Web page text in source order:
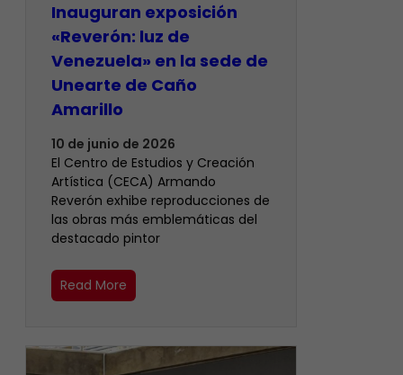
Inauguran exposición
«Reverón: luz de
Venezuela» en la sede de
Unearte de Caño
Amarillo
10 de junio de 2026
El Centro de Estudios y Creación
Artística (CECA) Armando
Reverón exhibe reproducciones de
las obras más emblemáticas del
destacado pintor
Read More